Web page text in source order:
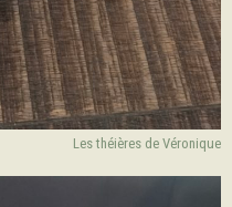
Les théières de Véronique